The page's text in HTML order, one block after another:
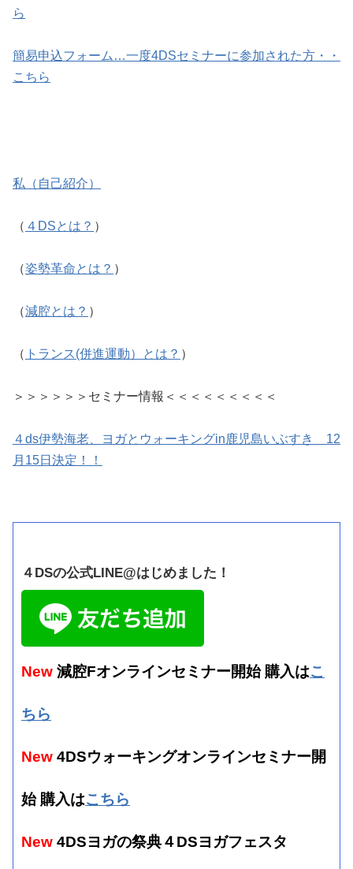
ら
簡易申込フォーム…一度4DSセミナーに参加された方・・
こちら
私（自己紹介）
（ ４DSとは？ ）
（姿勢革命とは？ ）
（減腔とは？ ）
（ トランス(併進運動）とは？ ）
＞＞＞＞＞＞セミナー情報＜＜＜＜＜＜＜＜＜
４ds伊勢海老、ヨガとウォーキングin鹿児島いぶすき 12
月15日決定！！
４DSの公式LINE@はじめました！
New 減腔Fオンラインセミナー開始 購入はこ
ちら
New 4DSウォーキングオンラインセミナー開
始 購入はこちら
New 4DSヨガの祭典４DSヨガフェスタ